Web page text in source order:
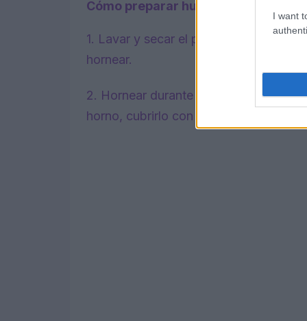
I want
Cómo preparar huevos a la griega
1. Lavar y secar el pimiento, colocarlo
hornear.
2. Hornear durante 30 minutos a 230
horno, cubrirlo con papel de aluminio